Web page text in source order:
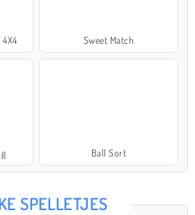
Sweet Match
Ball Sort
SPELLETJES